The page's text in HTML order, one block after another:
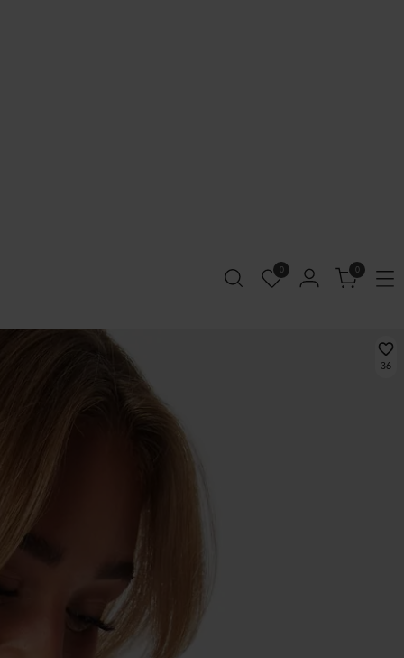
0 0
36